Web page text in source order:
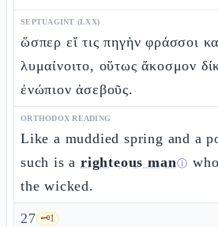
SEPTUAGINT (LXX)
ὥσπερ εἴ τις πηγὴν φράσσοι
λυμαίνοιτο, οὕτως ἄκοσμον
ἐνώπιον ἀσεβοῦς.
ORTHODOX READING
Like a muddied spring and a
such is a righteous manⓘ
the wicked.
27 🗝️1